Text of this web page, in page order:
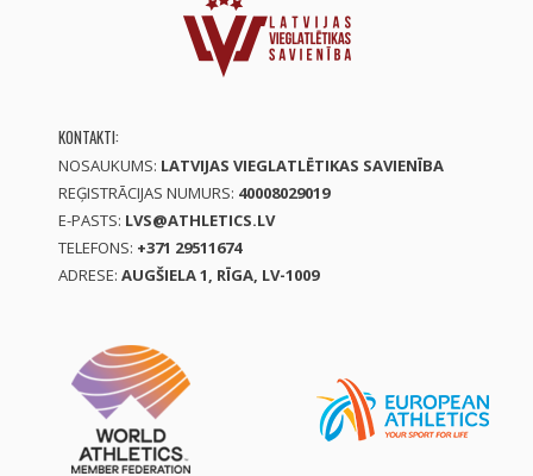
KONTAKTI:
NOSAUKUMS: LATVIJAS VIEGLATLĒTIKAS SAVIENĪBA
REĢISTRĀCIJAS NUMURS: 40008029019
E-PASTS: LVS@ATHLETICS.LV
TELEFONS: +371 29511674
ADRESE: AUGŠIELA 1, RĪGA, LV-1009